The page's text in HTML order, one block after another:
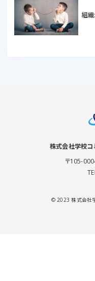
組
株式会社学校コ
〒105-
© 2023 株式会社学